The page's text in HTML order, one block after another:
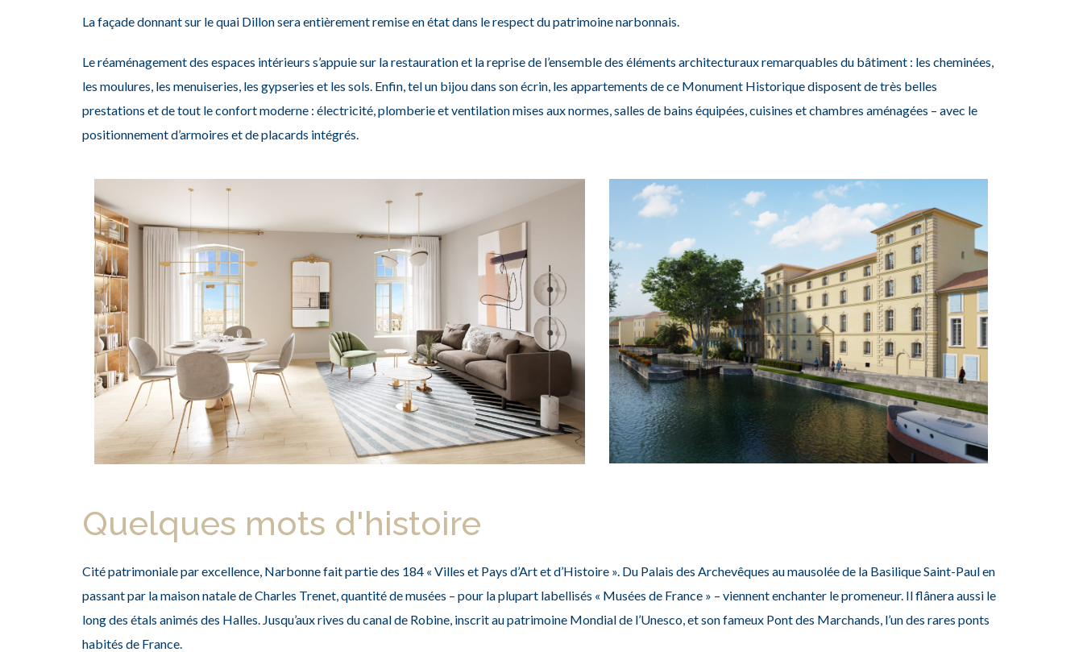
La façade donnant sur le quai Dillonsera entièrement remise en état dans le respect du patrimoine narbonnais.
Le réaménagement des espaces intérieurs s’appuie sur la restauration et la reprise de l’ensemble des éléments architecturaux remarquables du bâtiment : les cheminées,
les moulures, les menuiseries, les gypseries et les sols. Enfin, tel un bijou dans son écrin, les appartements de ce Monument Historique disposent de très belles
prestations et de tout le confort moderne : électricité, plomberie et ventilation mises aux normes, salles de bains équipées, cuisines et chambres aménagées – avec le
positionnement d’armoires et de placards intégrés.
Quelques mots d'histoire
Cité patrimoniale par excellence, Narbonne fait partie des 184 « Villes et Pays d’Art et d’Histoire ». Du Palais des Archevêques au mausolée de la Basilique Saint-Paul en
passant par la maison natale de Charles Trenet, quantité de musées – pour la plupart labellisés « Musées de France » – viennent enchanter le promeneur. Il flânera aussi le
long des étals animés des Halles. Jusqu’aux rives du canal de Robine, inscrit au patrimoine Mondial de l’Unesco, et son fameux Pont des Marchands, l’un des rares ponts
habités de France.